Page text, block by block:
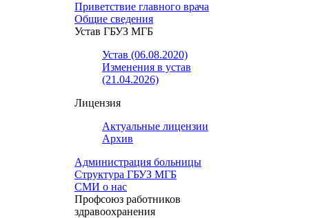
Приветствие главного врача
Общие сведения
Устав ГБУЗ МГБ
Устав (06.08.2020)
Изменения в устав
(21.04.2026)
Лицензия
Актуальные лицензии
Архив
Администрация больницы
Структура ГБУЗ МГБ
СМИ о нас
Профсоюз работников
здравоохранения